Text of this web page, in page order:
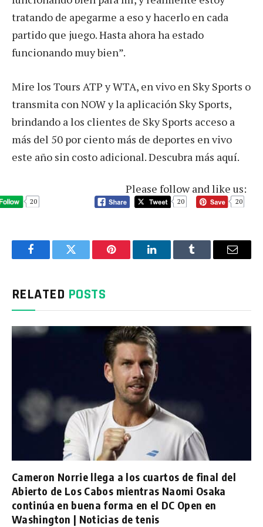
tratando de apegarme a eso y hacerlo en cada
partido que juego. Hasta ahora ha estado
funcionando muy bien”.
Mire los Tours ATP y WTA, en vivo en Sky Sports o
transmita con NOW y la aplicación Sky Sports,
brindando a los clientes de Sky Sports acceso a
más del 50 por ciento más de deportes en vivo
este año sin costo adicional. Descubra más aquí.
Please follow and like us:
20 20 20
FacebookTwitter Pinterest LinkedInTumblr Email
RELATED POSTS
Cameron Norrie llega a los cuartos de final del
Abierto de Los Cabos mientras Naomi Osaka
continúa en buena forma en el DC Open en
Washington | Noticias de tenis